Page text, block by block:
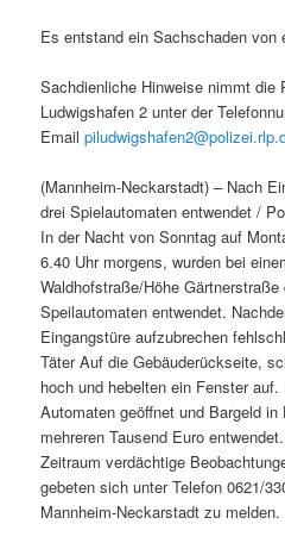
Es entstand ein Sachschaden von
Sachdienliche Hinweise nimmt die
Ludwigshafen 2 unter der
Email
(Mannheim-Neckarstadt) – Nach
drei Spielautomaten entwendet /
In der Nacht von Sonntag auf
6.40 Uhr morgens, wurden bei
Waldhofstraße/Höhe
Speilautomaten entwendet.
Eingangstüre aufzubrechen
Täter Auf die Gebäuderückseite,
hoch und hebelten ein Fenster
Automaten geöffnet und Bargeld
mehreren Tausend Euro
Zeitraum verdächtige
gebeten sich unter Telefon 0621/
Mannheim-Neckarstadt zu melden.